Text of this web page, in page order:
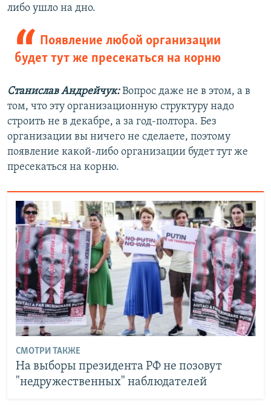
либо ушло на дно.
Появление любой организации
будет тут же пресекаться на корню
Станислав Андрейчук:Вопрос даже не в этом, а в
том, что эту организационную структуру надо
строить не в декабре, а за год-полтора. Без
организации вы ничего не сделаете, поэтому
появление какой-либо организации будет тут же
пресекаться на корню.
СМОТРИ ТАКЖЕ
На выборы президента РФ не позовут
"недружественных" наблюдателей